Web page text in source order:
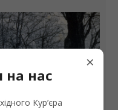
×
на нас
Кур’єра